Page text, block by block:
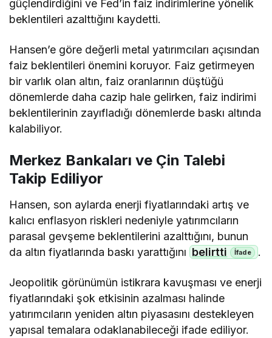
güçlendirdiğini ve Fed’in faiz indirimlerine yönelik
beklentileri azalttığını kaydetti.
Hansen’e göre değerli metal yatırımcıları açısından
faiz beklentileri önemini koruyor. Faiz getirmeyen
bir varlık olan altın, faiz oranlarının düştüğü
dönemlerde daha cazip hale gelirken, faiz indirimi
beklentilerinin zayıfladığı dönemlerde baskı altında
kalabiliyor.
Merkez Bankaları ve Çin Talebi
Takip Ediliyor
Hansen, son aylarda enerji fiyatlarındaki artış ve
kalıcı enflasyon riskleri nedeniyle yatırımcıların
parasal gevşeme beklentilerini azalttığını, bunun
da altın fiyatlarında baskı yarattığını belirtti .
Jeopolitik görünümün istikrara kavuşması ve enerji
fiyatlarındaki şok etkisinin azalması halinde
yatırımcıların yeniden altın piyasasını destekleyen
yapısal temalara odaklanabileceği ifade ediliyor.